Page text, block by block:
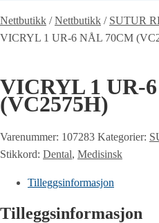
Nettbutikk /Nettbutikk / SUTUR
VICRYL 1 UR-6 NÅL 70CM
VICRYL 1 UR-
(VC2575H)
Varenummer: 107283 Kategorier:
Stikkord: Dental, Medisinsk
Tilleggsinformasjon
Tilleggsinformasjon